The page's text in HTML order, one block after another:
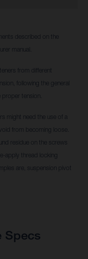
described on the
manual.
from different
following the general
proper tension.
might need the use of a
from becoming loose.
residue on the screws
apply thread locking
are, suspension pivot
Specs